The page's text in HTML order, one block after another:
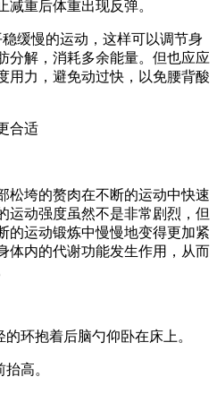
重后体重出现反弹。
缓慢的运动，这样可以调节身
分解，消耗多余能量。但也应应
用力，避免动过快，以免腰背酸
合适
松垮的赘肉在不断的运动中快速
运动强度虽然不是非常剧烈，但
的运动锻炼中慢慢地变得更加紧
体内的代谢功能发生作用，从而
环抱着后脑勺仰卧在床上。
高。